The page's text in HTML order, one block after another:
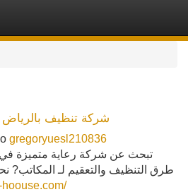
شركة تنظيف
gregoryuesl210836
تبحث عن شركة رعاية متميزة
طرق التنظيف والتعقيم لـ المكاتب?